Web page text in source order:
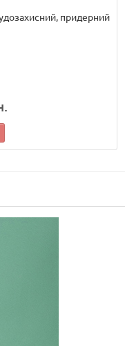
придерний